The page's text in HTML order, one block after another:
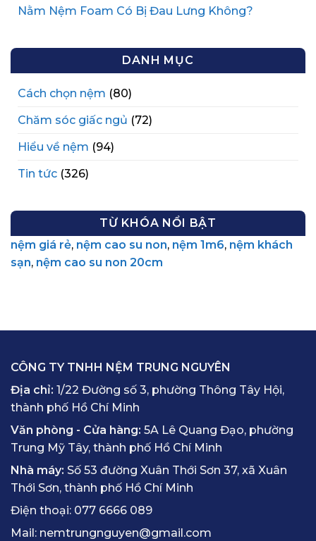
Nằm Nệm Foam Có Bị Đau Lưng Không?
DANH MỤC
Cách chọn nệm (80)
Chăm sóc giấc ngủ (72)
Hiểu về nệm (94)
Tin tức (326)
TỪ KHÓA NỔI BẬT
nệm giá rẻ, nệm cao su non, nệm 1m6, nệm khách
sạn, nệm cao su non 20cm
CÔNG TY TNHH NỆM TRUNG NGUYÊN
Địa chỉ: 1/22 Đường số 3, phường Thông Tây Hội,
thành phố Hồ Chí Minh
Văn phòng - Cửa hàng: 5A Lê Quang Đạo, phường
Trung Mỹ Tây, thành phố Hồ Chí Minh
Nhà máy: Số 53 đường Xuân Thới Sơn 37, xã Xuân
Thới Sơn, thành phố Hồ Chí Minh
Điện thoại: 077 6666 089
Mail: nemtrungnguyen@gmail.com